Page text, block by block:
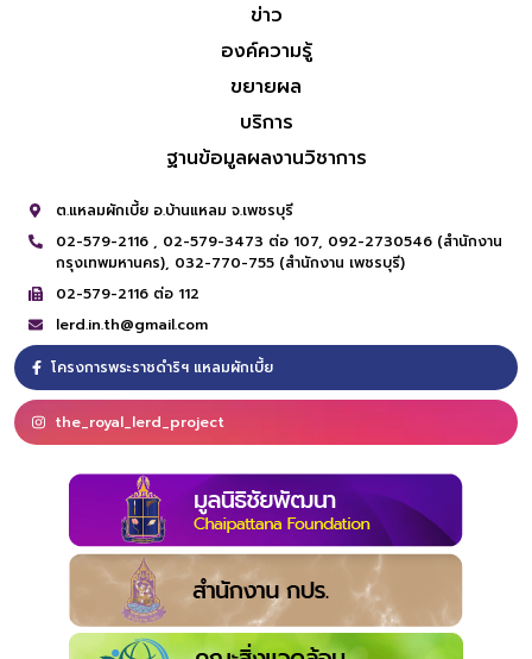
ข่าว
องค์ความรู้
ขยายผล
บริการ
ฐานข้อมูลผลงานวิชาการ
ต.แหลมผักเบี้ย อ.บ้านแหลม จ.เพชรบุรี
02-579-2116 , 02-579-3473 ต่อ 107, 092-2730546 (สำนักงาน
กรุงเทพมหานคร), 032-770-755 (สำนักงาน เพชรบุรี)
02-579-2116 ต่อ 112
lerd.in.th@gmail.com
โครงการพระราชดำริฯ แหลมผักเบี้ย
the_royal_lerd_project